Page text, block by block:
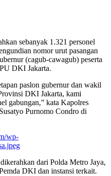
sebanyak 1.321 personel
nomor urut pasangan
(cagub-cawagub) peserta
DKI Jakarta.
paslon gubernur dan wakil
DKI Jakarta, kami
gabungan,” kata Kapolres
Purnomo Condro di
dari Polda Metro Jaya,
DKI dan instansi terkait.